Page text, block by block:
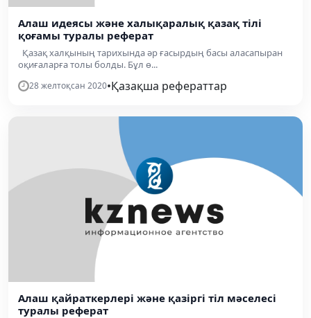
Алаш идеясы және халықаралық қазақ тілі
қоғамы туралы реферат
Қазақ халқының тарихында әр ғасырдың басы аласапыран
оқиғаларға толы болды. Бұл ө...
28 желтоқсан 2020•Қазақша рефераттар
Алаш қайраткерлері және қазіргі тіл мәселесі
туралы реферат